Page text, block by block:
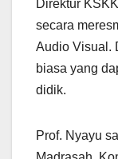
Direktur
secara
Audio Visual.
biasa yang
didik.
Prof. Nyayu